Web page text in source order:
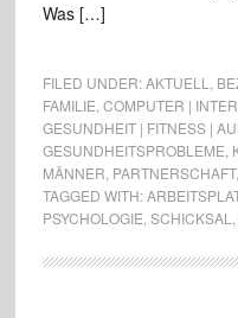
Was […]
FILED UNDER:AKTUELL
FAMILIE COMPUTER |
GESUNDHEIT | FITNESS |
GESUNDHEITSPROBLEME
MÄNNER PARTNERSCHAFT,
TAGGED WITH:
PSYCHOLOGIE SCHICKSAL